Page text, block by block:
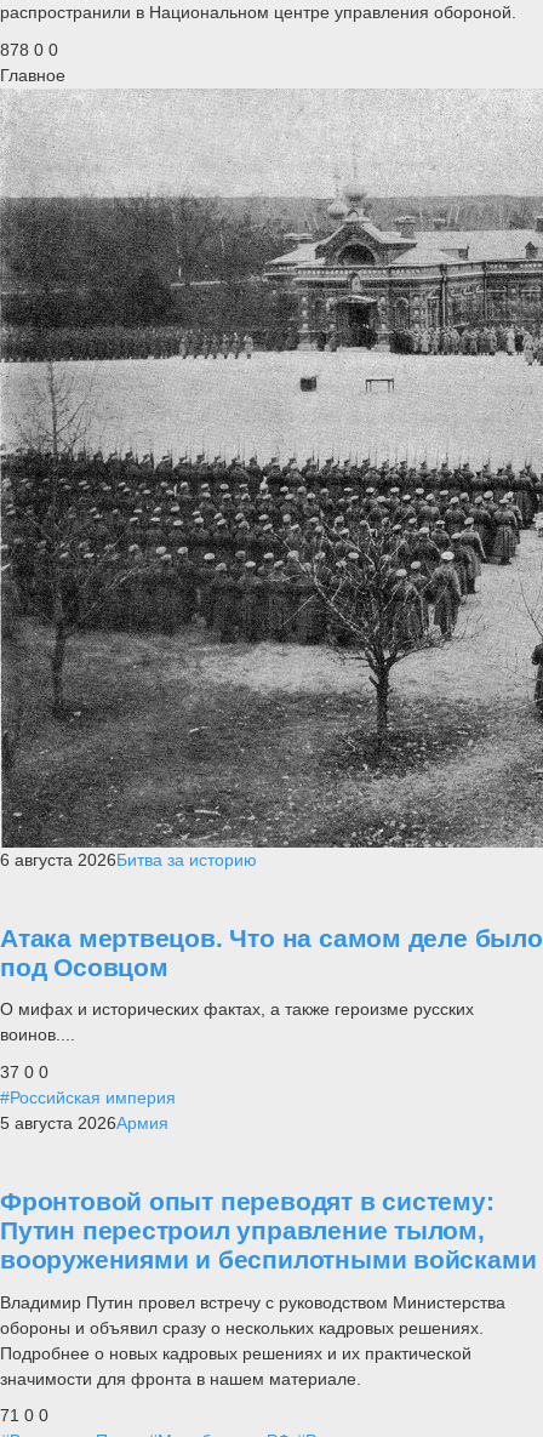
распространили в Национальном центре управления обороной.
878 0 0
Главное
6 августа 2026Битва за историю
Атака мертвецов. Что на самом деле было
под Осовцом
О мифах и исторических фактах, а также героизме русских
воинов....
37 0 0
#Российская империя
5 августа 2026Армия
Фронтовой опыт переводят в систему:
Путин перестроил управление тылом,
вооружениями и беспилотными войсками
Владимир Путин провел встречу с руководством Министерства
обороны и объявил сразу о нескольких кадровых решениях.
Подробнее о новых кадровых решениях и их практической
значимости для фронта в нашем материале.
71 0 0